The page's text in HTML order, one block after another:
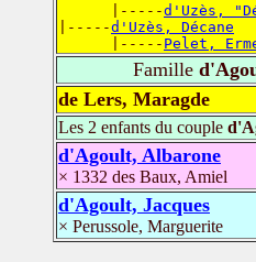
      |-----
d'Uzès,
|-----d'Uzès, Décane
      |-----
Pelet,
Famille
de Lers, Maragde
Les 2 enfants du couple
d'Agoult, Albarone
× 1332 des Baux, Amiel
d'Agoult, Jacques
× Perussole, Marguerite